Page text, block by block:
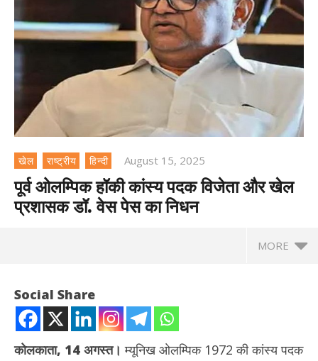
खेल राष्ट्रीय हिन्दी August 15, 2025
पूर्व ओलम्पिक हॉकी कांस्य पदक विजेता और खेल
प्रशासक डॉ. वेस पेस का निधन
MORE
Social Share
कोलकाता, 14 अगस्त। म्यूनिख ओलम्पिक 1972 की कांस्य पदक